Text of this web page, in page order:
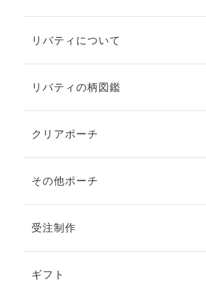
リバティについて
リバティの柄図鑑
クリアポーチ
その他ポーチ
受注制作
ギフト